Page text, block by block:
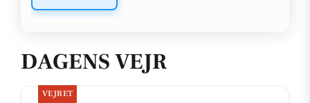
DAGENS VEJR
VEJRET